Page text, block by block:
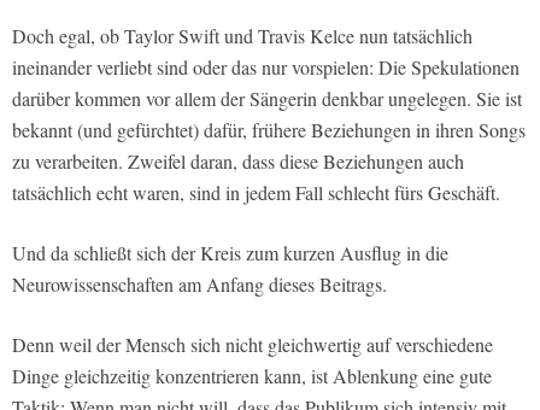
Doch egal, ob Taylor Swift und Travis Kelce nun tatsächlich
ineinander verliebt sind oder das nur vorspielen: Die Spekulationen
darüber kommen vor allem der Sängerin denkbar ungelegen. Sie ist
bekannt (und gefürchtet) dafür, frühere Beziehungen in ihren Songs
zu verarbeiten. Zweifel daran, dass diese Beziehungen auch
tatsächlich echt waren, sind in jedem Fall schlecht fürs Geschäft.
Und da schließt sich der Kreis zum kurzen Ausflug in die
Neurowissenschaften am Anfang dieses Beitrags.
Denn weil der Mensch sich nicht gleichwertig auf verschiedene
Dinge gleichzeitig konzentrieren kann, ist Ablenkung eine gute